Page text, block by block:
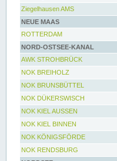
Ziegelhausen AMS
NEUE MAAS
ROTTERDAM
NORD-OSTSEE-KANAL
AWK STROHBRÜCK
NOK BREIHOLZ
NOK BRUNSBÜTTEL
NOK DÜKERSWISCH
NOK KIEL AUSSEN
NOK KIEL BINNEN
NOK KÖNIGSFÖRDE
NOK RENDSBURG